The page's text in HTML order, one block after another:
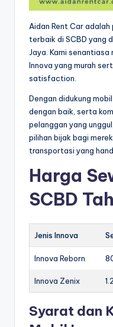
Aidan Rent Car
terbaik di SCBD yang
Jaya. Kami senantiasa
Innova yang murah
satisfaction.
Dengan didukung
dengan baik, serta
pelanggan yang
pilihan bijak bagi
transportasi yang
Harga
SCBD
Jenis Innova
Innova Reborn
Innova Zenix
Syarat dan